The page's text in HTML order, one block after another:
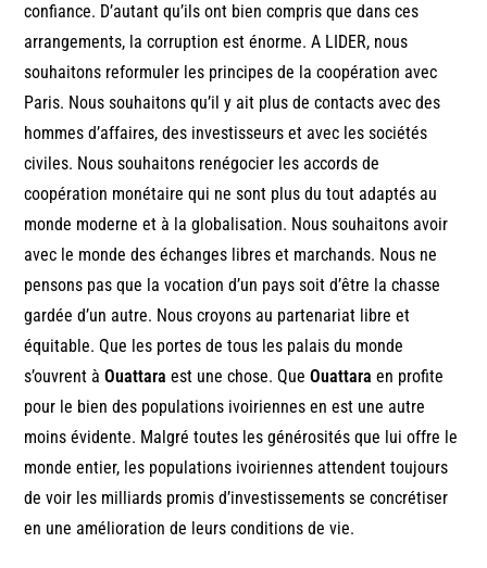
confiance. D’autant qu’ils ont bien compris que dans ces
arrangements, la corruption est énorme. A LIDER, nous
souhaitons reformuler les principes de la coopération avec
Paris. Nous souhaitons qu’il y ait plus de contacts avec des
hommes d’affaires, des investisseurs et avec les sociétés
civiles. Nous souhaitons renégocier les accords de
coopération monétaire qui ne sont plus du tout adaptés au
monde moderne et à la globalisation. Nous souhaitons avoir
avec le monde des échanges libres et marchands. Nous ne
pensons pas que la vocation d’un pays soit d’être la chasse
gardée d’un autre. Nous croyons au partenariat libre et
équitable. Que les portes de tous les palais du monde
s’ouvrent àOuattara est une chose. QueOuattara en profite
pour le bien des populations ivoiriennes en est une autre
moins évidente. Malgré toutes les générosités que lui offre le
monde entier, les populations ivoiriennes attendent toujours
de voir les milliards promis d’investissements se concrétiser
en une amélioration de leurs conditions de vie.